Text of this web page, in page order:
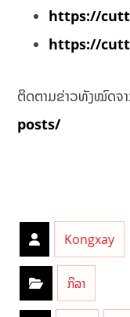
https://
https://
ຕິດຕາມຂ່າວທັງໝົດຈ
posts/
Kongxay
ກິລາ